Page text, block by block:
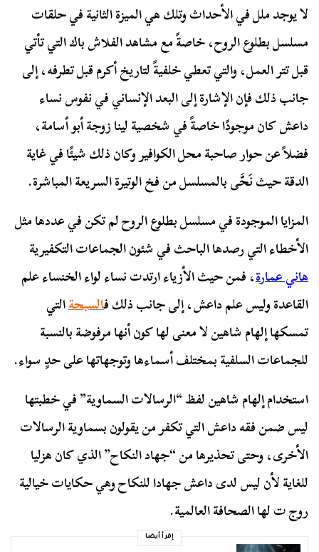
لا يوجد ملل في الأحداث وتلك هي الميزة الثانية في حلقات
مسلسل بطلوع الروح، خاصةً مع مشاهد الفلاش باك التي تأتي
قبل تتر العمل، والتي تعطي خلفيةً لتاريخ أكرم قبل تطرفه، إلى
جانب ذلك فإن الإشارة إلى البعد الإنساني في نفوس نساء
داعش كان موجودًا خاصةً في شخصية لينا زوجة أبو أسامة،
فضلاً عن حوار صاحبة محل الكوافير وكان ذلك شيئًا في غاية
الدقة حيث نَحَّى بالمسلسل من فخ الوتيرة السريعة المباشرة.
المزايا الموجودة في مسلسل بطلوع الروح لم تكن في عددها مثل
الأخطاء التي رصدها الباحث في شئون الجماعات التكفيرية
هاني عمارة، فمن حيث الأزياء ارتدت نساء لواء الخنساء علم
القاعدة وليس علم داعش، إلى جانب ذلك فالسبحةالتي
تمسكها إلهام شاهين لا معنى لها كون أنها مرفوضة بالنسبة
للجماعات السلفية بمختلف أسماءها وتوجهاتها على حدٍ سواء.
استخدام إلهام شاهين لفظ “الرسالات السماوية” في خطبتها
ليس ضمن فقه داعش التي تكفر من يقولون بسماوية الرسالات
الأخرى، وحتى تحذيرها من “جهاد النكاح” الذي كان هزليا
للغاية لأن ليس لدى داعش جهادا للنكاح وهي حكايات خيالية
روج ت لها الصحافة العالمية.
إقرأ أيضا